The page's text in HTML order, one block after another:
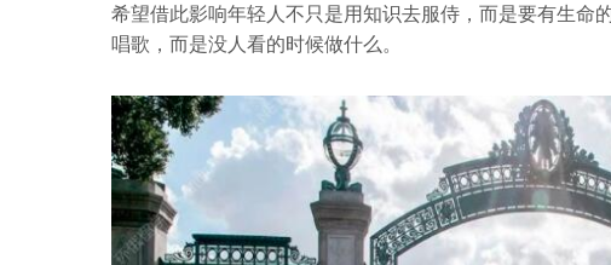
希望借此影响年轻人不只是用知识去服侍，而是要有生命
唱歌，而是没人看的时候做什么。